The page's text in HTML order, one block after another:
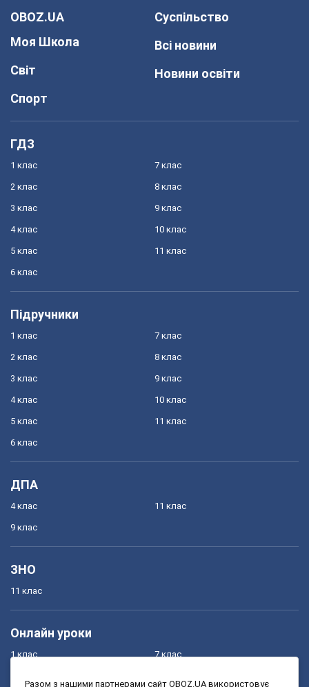
OBOZ.UA
Моя Школа
Світ
Спорт
Суспільство
Всі новини
Новини освіти
ГДЗ
1 клас
2 клас
3 клас
4 клас
5 клас
6 клас
7 клас
8 клас
9 клас
10 клас
11 клас
Підручники
1 клас
2 клас
3 клас
4 клас
5 клас
6 клас
7 клас
8 клас
9 клас
10 клас
11 клас
ДПА
4 клас
9 клас
11 клас
ЗНО
11 клас
Онлайн уроки
1 клас 7 клас
Разом з нашими партнерами сайт OBOZ.UA використовує